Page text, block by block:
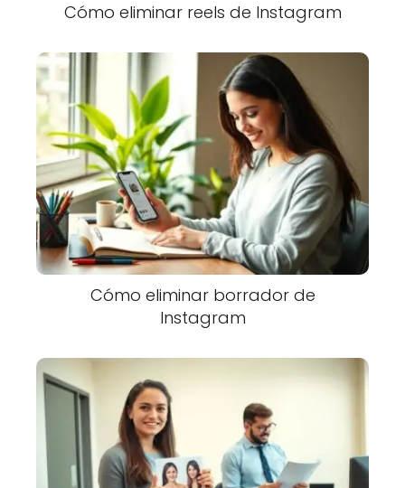
Cómo eliminar reels de Instagram
Cómo eliminar borrador de
Instagram